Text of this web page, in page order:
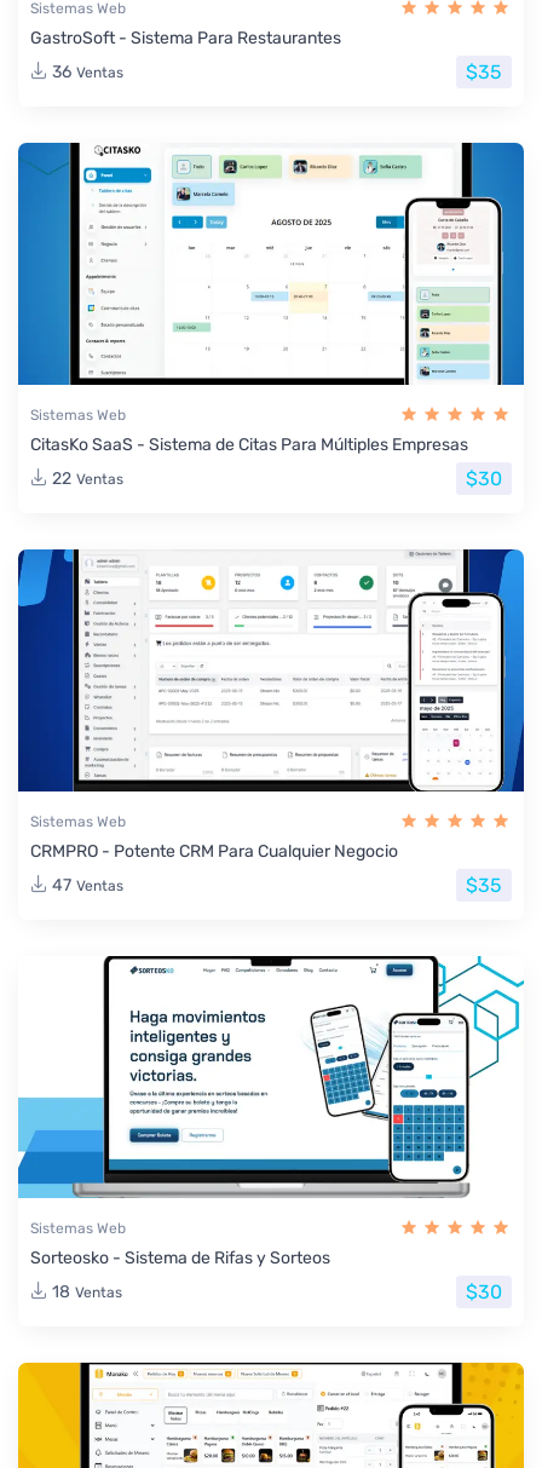
Sistemas Web
GastroSoft - Sistema Para Restaurantes
36 Ventas $35
Sistemas Web
CitasKo SaaS - Sistema de Citas Para Múltiples Empresas
22 Ventas $30
Sistemas Web
CRMPRO - Potente CRM Para Cualquier Negocio
47 Ventas $35
Sistemas Web
Sorteosko - Sistema de Rifas y Sorteos
18 Ventas $30